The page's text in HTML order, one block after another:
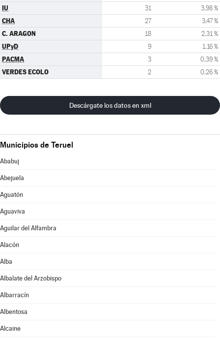
IU 31 3,98 %
CHA 27 3,47 %
C. ARAGON 18 2,31 %
UPyD 9 1,16 %
PACMA 3 0,39 %
VERDES ECOLO 2 0,26 %
Descárgate los datos en xml
Municipios de Teruel
Ababuj
Abejuela
Aguatón
Aguaviva
Aguilar del Alfambra
Alacón
Alba
Albalate del Arzobispo
Albarracín
Albentosa
Alcaine